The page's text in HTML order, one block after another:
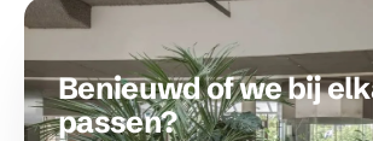
Benieuwd of we bij
passen?